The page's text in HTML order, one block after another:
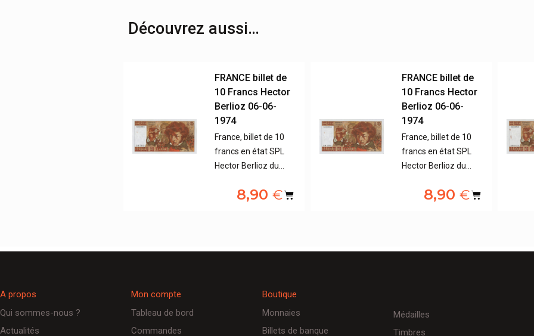
Découvrez aussi…
FRANCE billet de
10 Francs Hector
Berlioz 06-06-
1974
France, billet de 10
francs en état SPL
Hector Berlioz du…
8,90 €
FRANCE billet de
10 Francs Hector
Berlioz 06-06-
1974
France, billet de 10
francs en état SPL
Hector Berlioz du…
8,90 €
A propos
Qui sommes-nous ?
Actualités
Mon compte
Tableau de bord
Commandes
Boutique
Monnaies
Billets de banque
Médailles
Timbres